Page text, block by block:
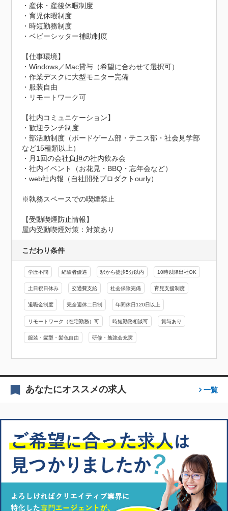
・産休・産後休暇制度
・育児休暇制度
・時短勤務制度
・ベビーシッター補助制度
【仕事環境】
・Windows／Mac貸与（希望に合わせて選択可）
・作業デスクに大型モニター完備
・服装自由
・リモートワーク可
【社内コミュニケーション】
・歓迎ランチ制度
・部活動制度（ボードゲーム部・テニス部・社会見学部
など15種類以上）
・月1回の会社負担の社内飲み会
・社内イベント（お花見・BBQ・忘年会など）
・web社内報（自社開発プロダクトourly）
※執務スペースでの喫煙禁止
【受動喫煙防止情報】
屋内受動喫煙対策：対策あり
こだわり条件
学歴不問 経験者優遇 駅から徒歩5分以内 10時以降出社OK
土日祝日休み 交通費支給 社会保険完備 育児支援制度
退職金制度 完全週休二日制 年間休日120日以上
リモートワーク（在宅勤務）可 時短勤務相談可 賞与あり
服装・髪型・髪色自由 研修・勉強会充実
あなたにオススメの求人 一覧